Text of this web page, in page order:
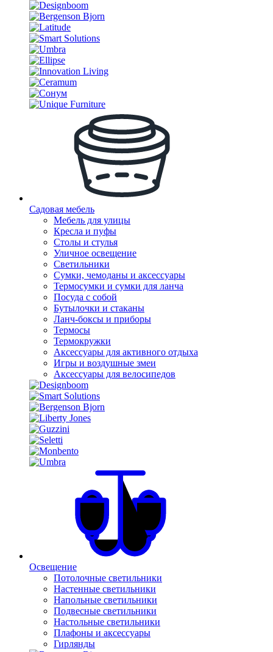
Садовая мебель
Мебель для улицы
Кресла и пуфы
Столы и стулья
Уличное освещение
Светильники
Сумки, чемоданы и аксессуары
Термосумки и сумки для ланча
Посуда с собой
Бутылочки и стаканы
Ланч-боксы и приборы
Термосы
Термокружки
Аксессуары для активного отдыха
Игры и воздушные змеи
Аксессуары для велосипедов
Освещение
Потолочные светильники
Настенные светильники
Напольные светильники
Подвесные светильники
Настольные светильники
Плафоны и аксессуары
Гирлянды